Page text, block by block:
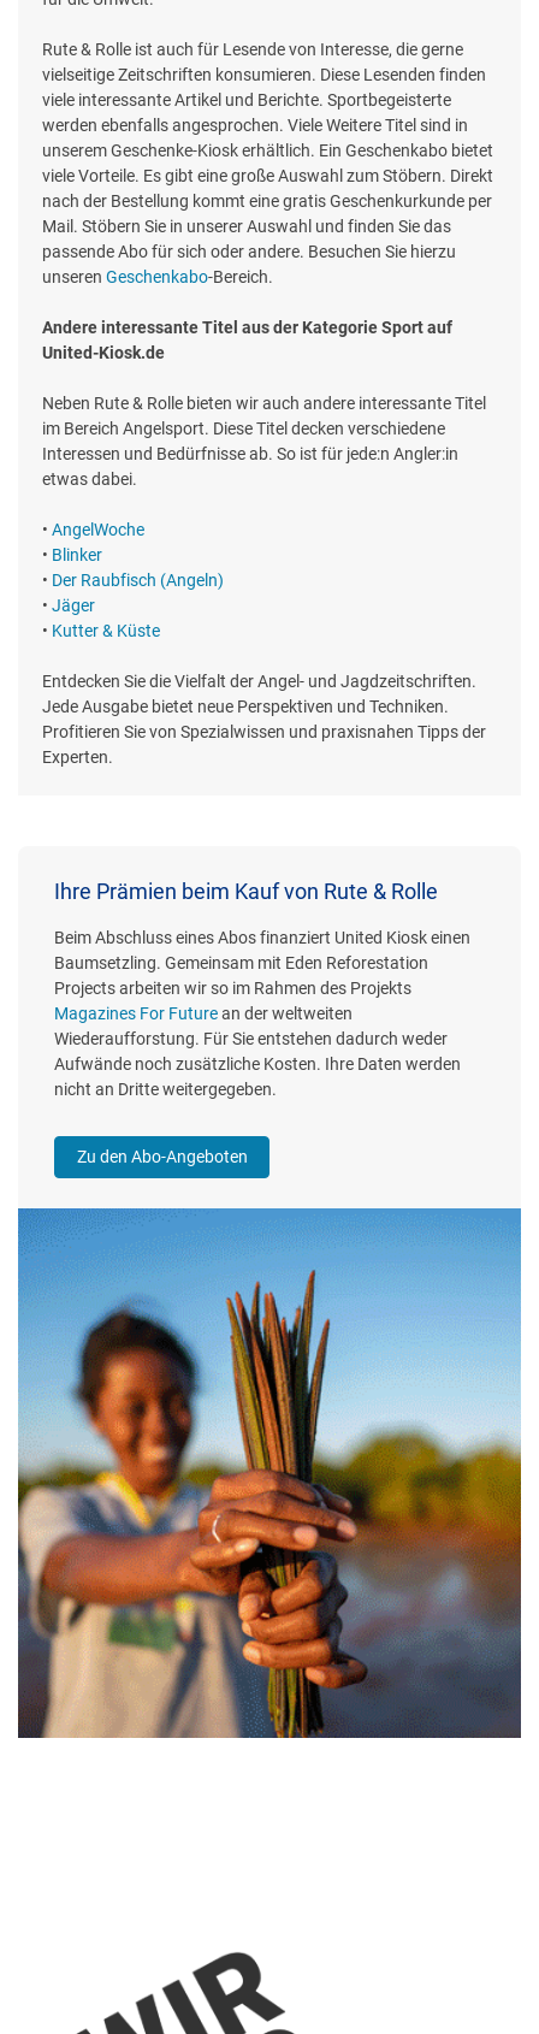
Rute & Rolle ist auch für Lesende von Interesse, die gerne
vielseitige Zeitschriften konsumieren. Diese Lesenden finden
viele interessante Artikel und Berichte. Sportbegeisterte
werden ebenfalls angesprochen. Viele Weitere Titel sind in
unserem Geschenke-Kiosk erhältlich. Ein Geschenkabo bietet
viele Vorteile. Es gibt eine große Auswahl zum Stöbern. Direkt
nach der Bestellung kommt eine gratis Geschenkurkunde per
Mail. Stöbern Sie in unserer Auswahl und finden Sie das
passende Abo für sich oder andere. Besuchen Sie hierzu
unseren Geschenkabo-Bereich.
Andere interessante Titel aus der Kategorie Sport auf
United-Kiosk.de
Neben Rute & Rolle bieten wir auch andere interessante Titel
im Bereich Angelsport. Diese Titel decken verschiedene
Interessen und Bedürfnisse ab. So ist für jede:n Angler:in
etwas dabei.
• AngelWoche
• Blinker
• Der Raubfisch (Angeln)
• Jäger
• Kutter & Küste
Entdecken Sie die Vielfalt der Angel- und Jagdzeitschriften.
Jede Ausgabe bietet neue Perspektiven und Techniken.
Profitieren Sie von Spezialwissen und praxisnahen Tipps der
Experten.
Ihre Prämien beim Kauf von Rute & Rolle
Beim Abschluss eines Abos finanziert United Kiosk einen
Baumsetzling. Gemeinsam mit Eden Reforestation
Projects arbeiten wir so im Rahmen des Projekts
Magazines For Futurean der weltweiten
Wiederaufforstung. Für Sie entstehen dadurch weder
Aufwände noch zusätzliche Kosten. Ihre Daten werden
nicht an Dritte weitergegeben.
Zu den Abo-Angeboten